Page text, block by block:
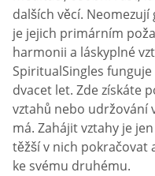
dalších věcí.
je jejich primárním
harmonii a láskyplné
SpiritualSingles
dvacet let. Zde získáte
vztahů nebo udržování
má. Zahájit vztahy je
těžší v nich pokračovat
ke svému druhému.